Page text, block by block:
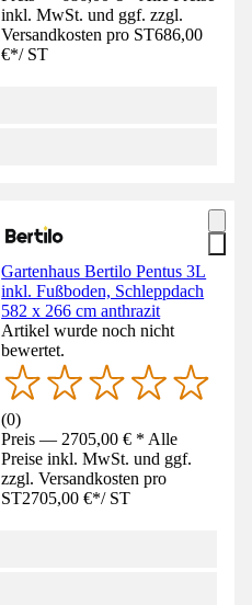
inkl. MwSt. und ggf. zzgl.
Versandkosten pro ST686,00
€*/ ST
Gartenhaus Bertilo Pentus 3L
inkl. Fußboden, Schleppdach
582 x 266 cm anthrazit
Artikel wurde noch nicht
bewertet.
(0)
Preis — 2705,00 € * Alle
Preise inkl. MwSt. und ggf.
zzgl. Versandkosten pro
ST2705,00 €*/ ST